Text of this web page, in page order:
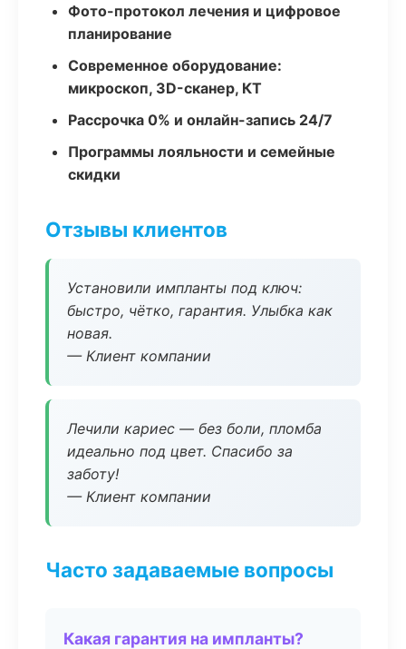
Фото-протокол лечения и цифровое
планирование
Современное оборудование:
микроскоп, 3D-сканер, КТ
Рассрочка 0% и онлайн-запись 24/7
Программы лояльности и семейные
скидки
Отзывы клиентов
Установили импланты под ключ:
быстро, чётко, гарантия. Улыбка как
новая.
— Клиент компании
Лечили кариес — без боли, пломба
идеально под цвет. Спасибо за
заботу!
— Клиент компании
Часто задаваемые вопросы
Какая гарантия на импланты?